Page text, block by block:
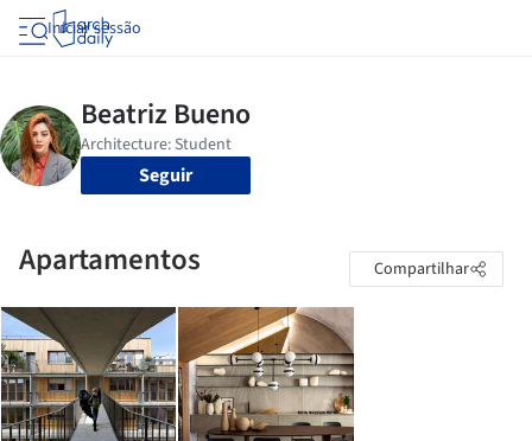
Iniciar sessão
Seguir
Apartamentos Compartilhar